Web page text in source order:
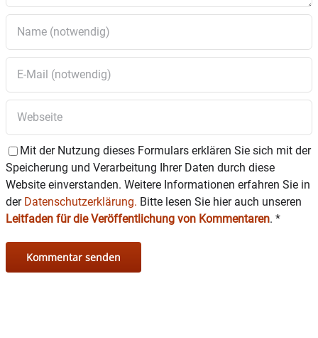
Mit der Nutzung dieses Formulars erklären Sie sich mit der
Speicherung und Verarbeitung Ihrer Daten durch diese
Website einverstanden. Weitere Informationen erfahren Sie in
der Datenschutzerklärung. Bitte lesen Sie hier auch unseren
Leitfaden für die Veröffentlichung von Kommentaren. *